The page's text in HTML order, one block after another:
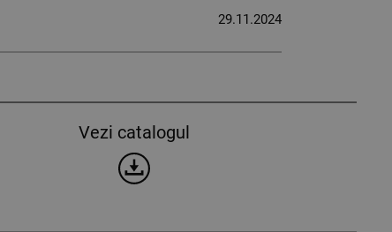
29.11.2024
Vezi catalogul